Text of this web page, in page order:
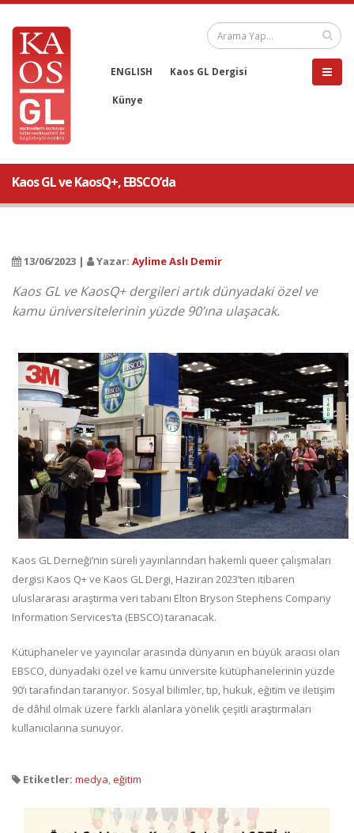
ENGLISH Kaos GL Dergisi
Künye
Kaos GL ve KaosQ+, EBSCO’da
13/06/2023 | Yazar: Aylime Aslı Demir
Kaos GL ve KaosQ+ dergileri artık dünyadaki özel ve
kamu üniversitelerinin yüzde 90’ına ulaşacak.
Kaos GL Derneği’nin süreli yayınlarından hakemli queer çalışmaları
dergisi Kaos Q+ ve Kaos GL Dergi, Haziran 2023’ten itibaren
uluslararası araştırma veri tabanı Elton Bryson Stephens Company
Information Services’ta (EBSCO) taranacak.
Kütüphaneler ve yayıncılar arasında dünyanın en büyük aracısı olan
EBSCO, dünyadaki özel ve kamu üniversite kütüphanelerinin yüzde
90’ı tarafından taranıyor. Sosyal bilimler, tıp, hukuk, eğitim ve iletişim
de dâhil olmak üzere farklı alanlara yönelik çeşitli araştırmaları
kullanıcılarına sunuyor.
Etiketler: medya,eğitim